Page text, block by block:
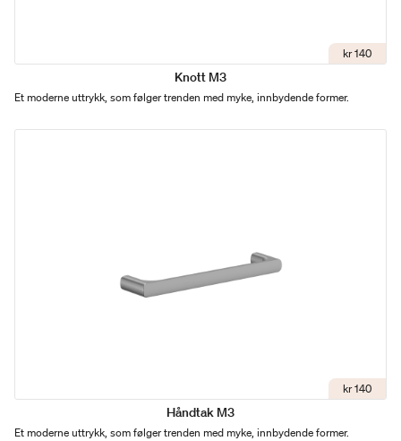
kr 140
Knott M3
Et moderne uttrykk, som følger trenden med myke, innbydende former.
kr 140
Håndtak M3
Et moderne uttrykk, som følger trenden med myke, innbydende former.